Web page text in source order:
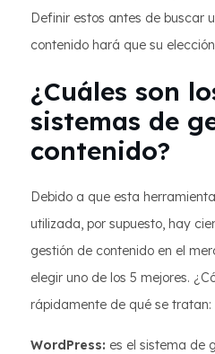
Definir estos antes de buscar
contenido hará que su
¿Cuáles son
sistemas de
contenido?
Debido a que esta
utilizada, por supuesto, hay
gestión de contenido en el
elegir uno de los 5 mejores.
rápidamente de qué se tratan:
WordPress: es el sistema de